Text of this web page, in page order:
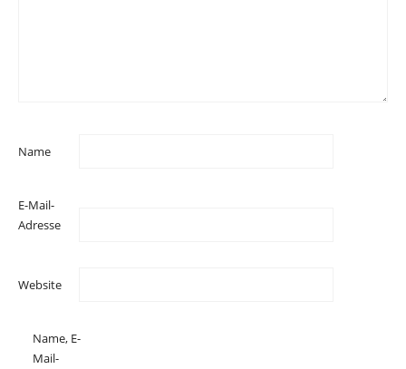
Name
E-Mail-
Adresse
Website
Name, E-
Mail-